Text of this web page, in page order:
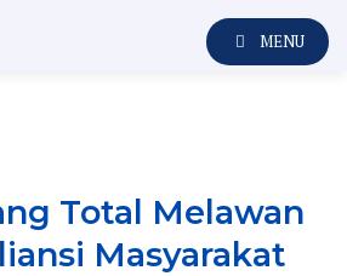
MENU
Total Melawan
Masyarakat